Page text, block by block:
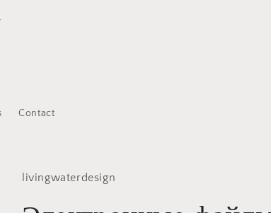
Contact
livingwaterdesign